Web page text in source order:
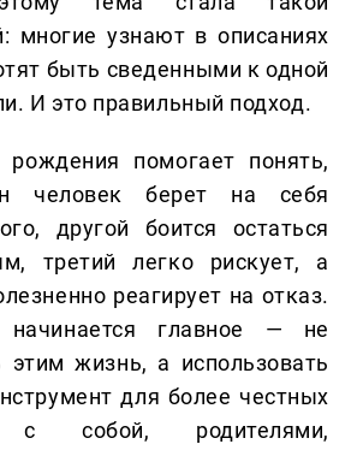
многие узнают в описаниях
быть сведенными к одной
И это правильный подход.
рождения помогает понять,
человек берет на себя
другой боится остаться
третий легко рискует, а
реагирует на отказ.
главное — не
этим жизнь, а использовать
для более честных
с собой, родителями,